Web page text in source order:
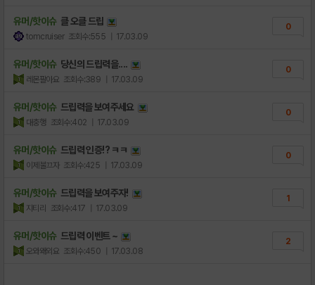
유머/핫이슈 클 오클 드립
tomcruiser 조회수:555 | 17.03.09
0
유머/핫이슈 당신의 드립력을....
레몬팔아요 조회수:389 | 17.03.09
0
유머/핫이슈 드립력을 보여주세요
대충행 조회수:402 | 17.03.09
0
유머/핫이슈 드립력 인증!? ㅋㅋ
이제불끄자 조회수:425 | 17.03.09
0
유머/핫이슈 드립력을 보여주자!
지티리 조회수:417 | 17.03.09
1
유머/핫이슈 드립력 이벤트 ~
오와왜외요 조회수:450 | 17.03.08
2